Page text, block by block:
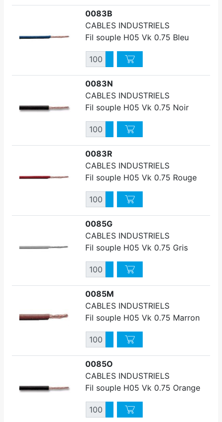
0083B
CABLES INDUSTRIELS
Fil souple H05 Vk 0.75 Bleu
QuantitéAugmenter quantité
Diminuer quantité
0083N
CABLES INDUSTRIELS
Fil souple H05 Vk 0.75 Noir
QuantitéAugmenter quantité
Diminuer quantité
0083R
CABLES INDUSTRIELS
Fil souple H05 Vk 0.75 Rouge
QuantitéAugmenter quantité
Diminuer quantité
0085G
CABLES INDUSTRIELS
Fil souple H05 Vk 0.75 Gris
QuantitéAugmenter quantité
Diminuer quantité
0085M
CABLES INDUSTRIELS
Fil souple H05 Vk 0.75 Marron
QuantitéAugmenter quantité
Diminuer quantité
0085O
CABLES INDUSTRIELS
Fil souple H05 Vk 0.75 Orange
QuantitéAugmenter quantité
Diminuer quantité